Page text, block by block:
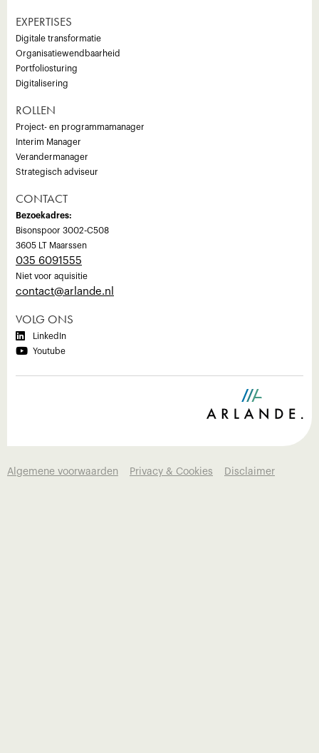
EXPERTISES
Digitale transformatie
Organisatiewendbaarheid
Portfoliosturing
Digitalisering
ROLLEN
Project- en programmamanager
Interim Manager
Verandermanager
Strategisch adviseur
CONTACT
Bezoekadres:
Bisonspoor 3002-C508
3605 LT Maarssen
035 6091555
Niet voor aquisitie
‍contact@arlande.nl
VOLG ONS
 LinkedIn
 Youtube
Algemene voorwaarden Privacy & Cookies Disclaimer